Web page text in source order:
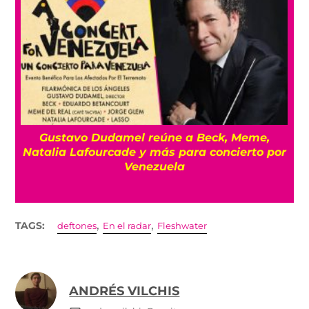
Gustavo Dudamel reúne a Beck, Meme,
Natalia Lafourcade y más para concierto por
Venezuela
TAGS: deftones, En el radar, Fleshwater
ANDRÉS VILCHIS